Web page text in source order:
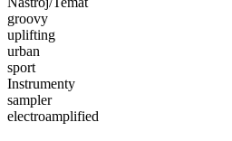
groovy
uplifting
urban
sport
Instrumenty
sampler
electroamplified